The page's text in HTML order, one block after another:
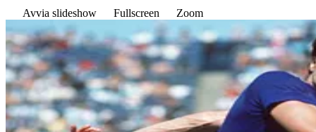
Avvia slideshow
Fullscreen Zoom